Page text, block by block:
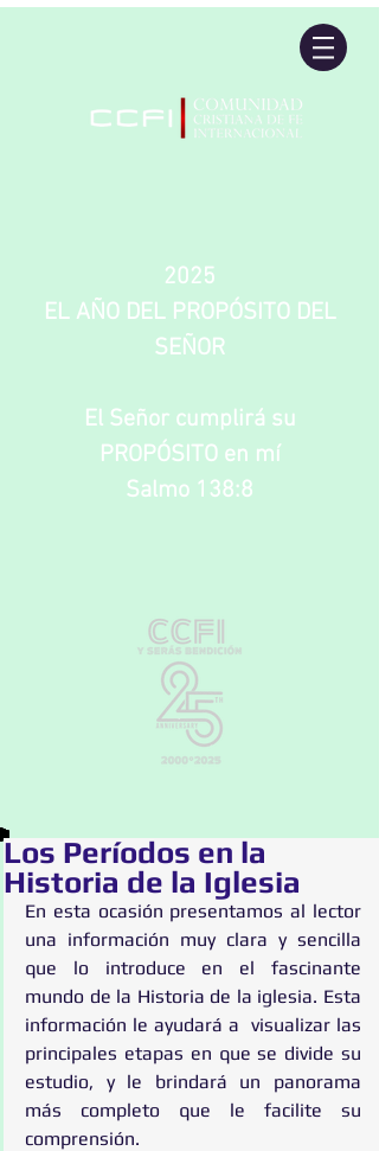
2025
EL AÑO DEL PROPÓSITO DEL
SEÑOR
El Señor cumplirá su
PROPÓSITO en mí
Salmo 138:8
Los Períodos en la
Historia de la Iglesia
En esta ocasión presentamos al lector
una información muy clara y sencilla
que lo introduce en el fascinante
mundo de la Historia de la iglesia. Esta
información le ayudará a  visualizar las
principales etapas en que se divide su
estudio, y le brindará un panorama
más completo que le facilite su
comprensión.